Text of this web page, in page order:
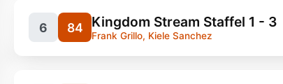
Serien, Thriller
6 84 Kingdom Stream Staffel 1 - 3
Frank Grillo, Kiele Sanchez